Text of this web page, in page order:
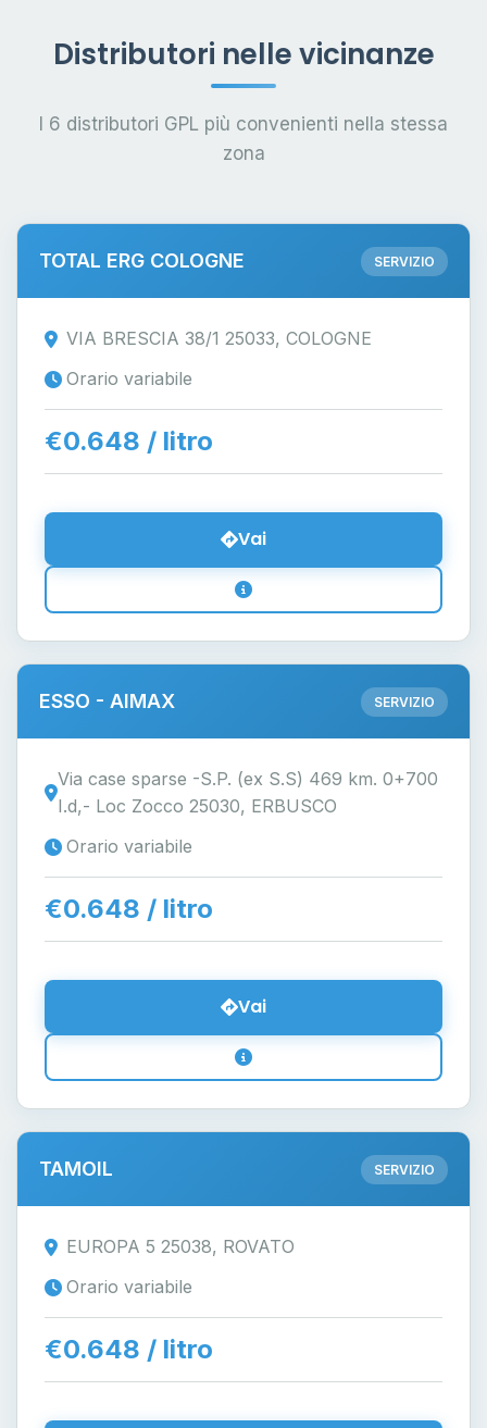
Distributori nelle vicinanze
I 6 distributori GPL più convenienti nella stessa
zona
TOTAL ERG COLOGNE SERVIZIO
VIA BRESCIA 38/1 25033, COLOGNE
Orario variabile
€0.648 / litro
Vai
ESSO - AIMAX SERVIZIO
Via case sparse -S.P. (ex S.S) 469 km. 0+700
I.d,- Loc Zocco 25030, ERBUSCO
Orario variabile
€0.648 / litro
Vai
TAMOIL SERVIZIO
EUROPA 5 25038, ROVATO
Orario variabile
€0.648 / litro